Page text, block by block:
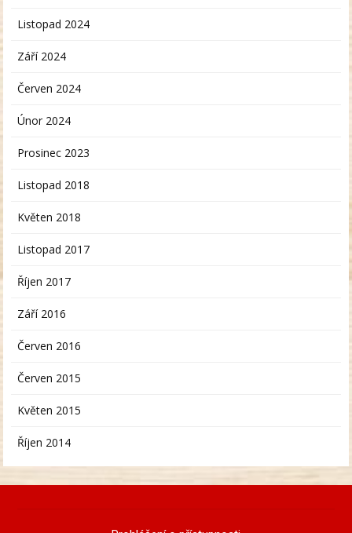
Listopad 2024
Září 2024
Červen 2024
Únor 2024
Prosinec 2023
Listopad 2018
Květen 2018
Listopad 2017
Říjen 2017
Září 2016
Červen 2016
Červen 2015
Květen 2015
Říjen 2014